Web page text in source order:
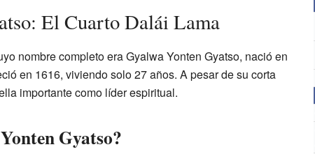
El Cuarto Dalái Lama
nombre completo era Gyalwa Yonten Gyatso, nació en
en 1616, viviendo solo 27 años. A pesar de su corta
importante como líder espiritual.
Gyatso?